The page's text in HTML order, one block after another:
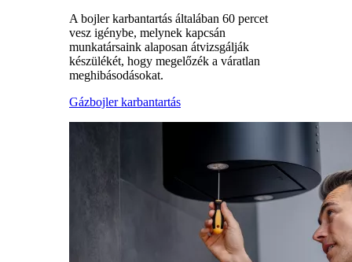
A bojler karbantartás általában 60 percet
vesz igénybe, melynek kapcsán
munkatársaink alaposan átvizsgálják
készülékét, hogy megelőzék a váratlan
meghibásodásokat.
Gázbojler karbantartás